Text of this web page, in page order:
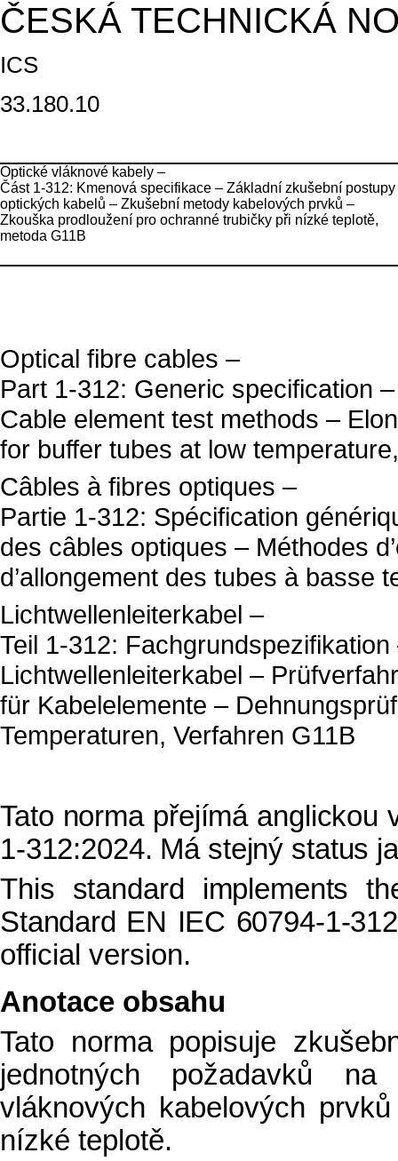
ČESKÁ TECHNICKÁ
ICS
33.180.10
Optické vláknové kabely –
Část 1-312: Kmenová specifikace – Základní zkušební postupy
optických kabelů – Zkušební metody kabelových prvků –
Zkouška prodloužení pro ochranné trubičky při nízké teplotě,
metoda G11B
Optical fibre cables –
Part 1-312: Generic specification
Cable element test methods –
for buffer tubes at low
Câbles à fibres optiques –
Partie 1-312: Spécification
des câbles optiques – Méthodes
d’allongement des tubes à basse
Lichtwellenleiterkabel –
Teil 1-312:
Lichtwellenleiterkabel –
für Kabelelemente –
Temperaturen, Verfahren G11B
Tato norma přejímá anglickou
1-312:2024. Má stejný status
This standard implements
Standard EN IEC 60794-1-
official version.
Anotace obsahu
Tato norma popisuje
jednotných požadavků
vláknových kabelových
nízké teplotě.